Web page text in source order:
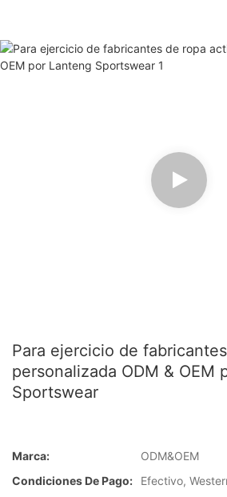
Para ejercicio de
personalizada ODM & OEM
Sportswear
Marca:
ODM&OEM
Condiciones De Pago:
Efectivo,